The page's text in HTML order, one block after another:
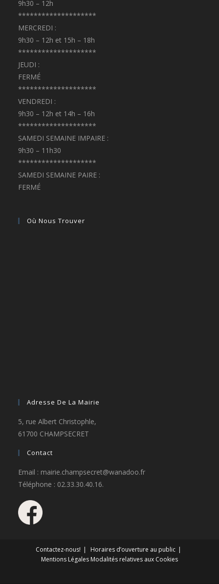
9h30 – 12h
********************
MERCREDI :
9h30 – 12h et 15h – 18h
********************
JEUDI :
FERMÉ
********************
VENDREDI :
9h30 – 12h et 14h – 16h
********************
SAMEDI SEMAINE IMPAIRE :
9h30 – 11h30
********************
SAMEDI SEMAINE PAIRE :
FERMÉ
Où Nous Trouver
Adresse De La Mairie
5, rue Albert Christophle,
61700 CHAMPSECRET
Contact
Email : mairie.champsecret@wanadoo.fr
Téléphone : 02.33.30.40.16.
Contactez-nous!
Horaires d’ouverture au public
Mentions Légales Modalités relatives aux Cookies